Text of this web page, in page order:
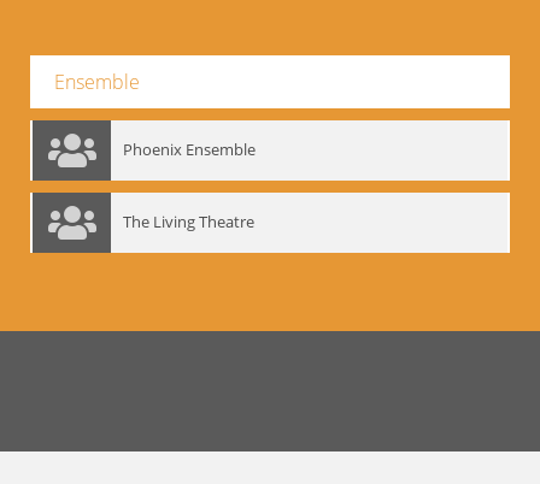
Ensemble
Phoenix Ensemble
The Living Theatre